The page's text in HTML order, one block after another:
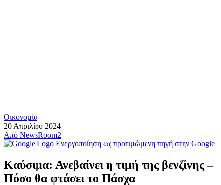
Οικονομία
20 Απριλίου 2024
Από NewsRoom2
Ενεργοποίηση ως προτιμώμενη πηγή στην Google
Καύσιμα: Ανεβαίνει η τιμή της βενζίνης –
Πόσο θα φτάσει το Πάσχα